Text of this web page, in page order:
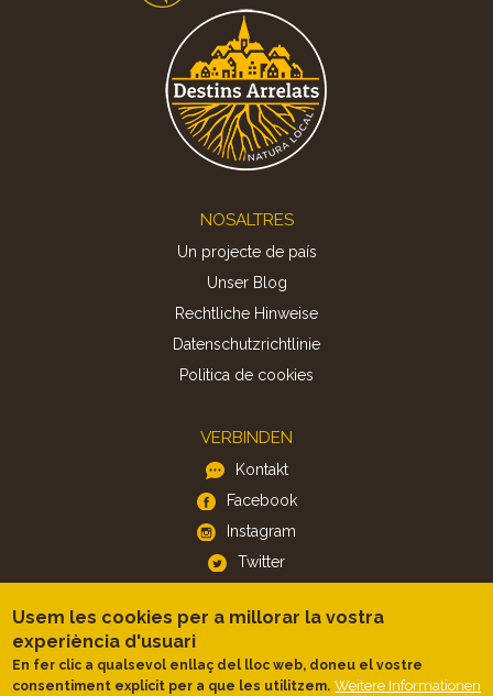
NOSALTRES
Un projecte de país
Unser Blog
Rechtliche Hinweise
Datenschutzrichtlinie
Politica de cookies
VERBINDEN
Kontakt
Facebook
Instagram
Twitter
APP
iOS
Android
Usem les cookies per a millorar la vostra
experiència d'usuari
En fer clic a qualsevol enllaç del lloc web, doneu el vostre
consentiment explícit per a que les utilitzem. Weitere Informationen